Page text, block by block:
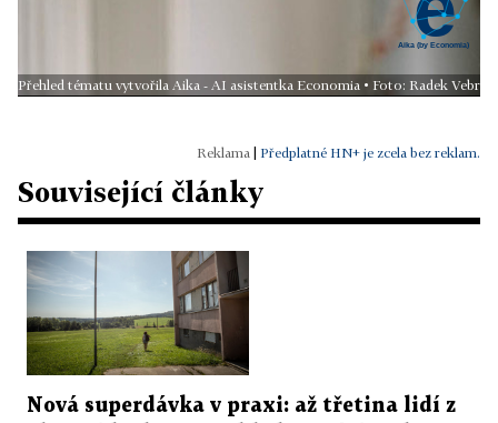
Přehled tématu vytvořila Aika - AI asistentka Economia • Foto: Radek Vebr
| Předplatné HN+ je zcela bez reklam.
Související články
Nová superdávka v praxi: až třetina lidí z